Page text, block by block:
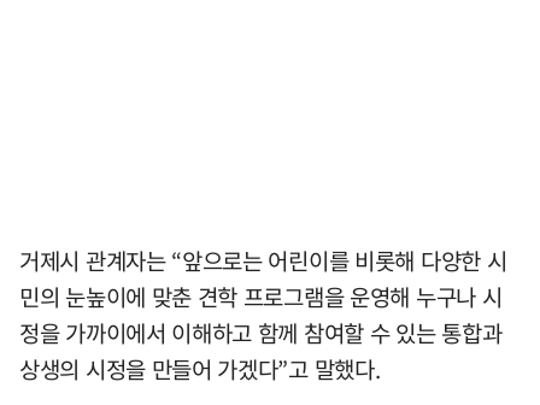
거제시 관계자는 “앞으로는 어린이를 비롯해 다양한 시
민의 눈높이에 맞춘 견학 프로그램을 운영해 누구나 시
정을 가까이에서 이해하고 함께 참여할 수 있는 통합과
상생의 시정을 만들어 가겠다”고 말했다.